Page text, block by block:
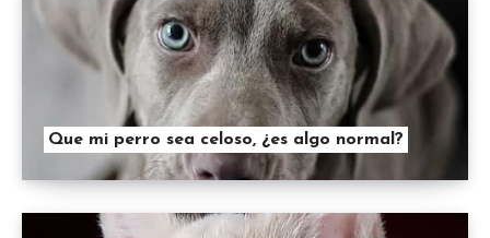
Que mi perro sea celoso, ¿es algo normal?